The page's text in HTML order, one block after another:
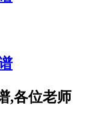
,各位老师